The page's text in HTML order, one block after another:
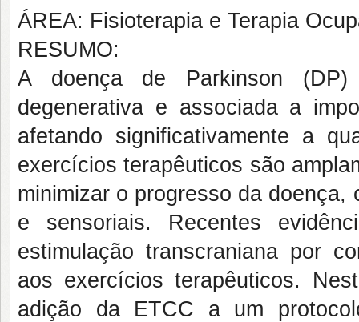
ÁREA: Fisioterapia e Terapia
RESUMO:
A doença de Parkinson (DP)
degenerativa e associada a
afetando significativamente a
exercícios terapêuticos são
minimizar o progresso da
e sensoriais. Recentes
estimulação transcraniana por
aos exercícios terapêuticos.
adição da ETCC a um